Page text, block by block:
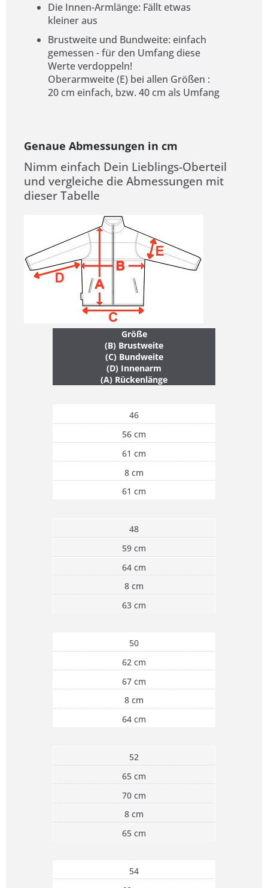
Die Innen-Armlänge: Fällt etwas
kleiner aus
Brustweite und Bundweite: einfach
gemessen - für den Umfang diese
Werte verdoppeln!
Oberarmweite (E) bei allen Größen :
20 cm einfach, bzw. 40 cm als Umfang
Genaue Abmessungen in cm
Nimm einfach Dein Lieblings-Oberteil
und vergleiche die Abmessungen mit
dieser Tabelle
Größe
(B) Brustweite
(C) Bundweite
(D) Innenarm
(A) Rückenlänge
46
56 cm
61 cm
8 cm
61 cm
48
59 cm
64 cm
8 cm
63 cm
50
62 cm
67 cm
8 cm
64 cm
52
65 cm
70 cm
8 cm
65 cm
54